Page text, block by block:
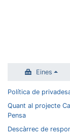
Eines
Política de
Quant al projecte
Pensa
Descàrrec de